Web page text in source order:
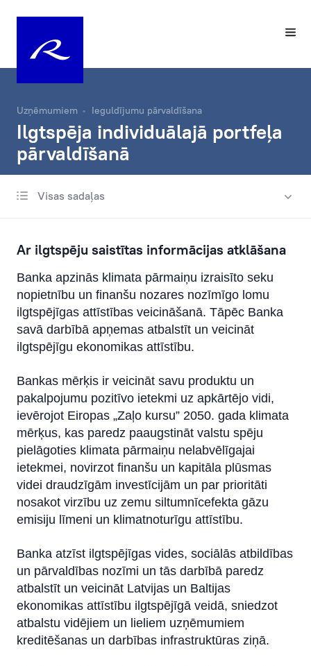
Uzņēmumiem Ieguldījumu pārvaldīšana
Ilgtspēja individuālajā portfeļa
pārvaldīšanā
Visas sadaļas
Investēšanas pieeja
Ilgtspēja individuālajā portfeļa pārvaldīšanā
Ar ilgtspēju saistītas informācijas atklāšana
Banka apzinās klimata pārmaiņu izraisīto seku
nopietnību un finanšu nozares nozīmīgo lomu
ilgtspējīgas attīstības veicināšanā. Tāpēc Banka
savā darbībā apņemas atbalstīt un veicināt
ilgtspējīgu ekonomikas attīstību.
Bankas mērķis ir veicināt savu produktu un
pakalpojumu pozitīvo ietekmi uz apkārtējo vidi,
ievērojot Eiropas „Zaļo kursu” 2050. gada klimata
mērķus, kas paredz paaugstināt valstu spēju
pielāgoties klimata pārmaiņu nelabvēlīgajai
ietekmei, novirzot finanšu un kapitāla plūsmas
videi draudzīgām investīcijām un par prioritāti
nosakot virzību uz zemu siltumnīcefekta gāzu
emisiju līmeni un klimatnoturīgu attīstību.
Banka atzīst ilgtspējīgas vides, sociālās atbildības
un pārvaldības nozīmi un tās darbībā paredz
atbalstīt un veicināt Latvijas un Baltijas
ekonomikas attīstību ilgtspējīgā veidā, sniedzot
atbalstu vidējiem un lieliem uzņēmumiem
kreditēšanas un darbības infrastruktūras ziņā.